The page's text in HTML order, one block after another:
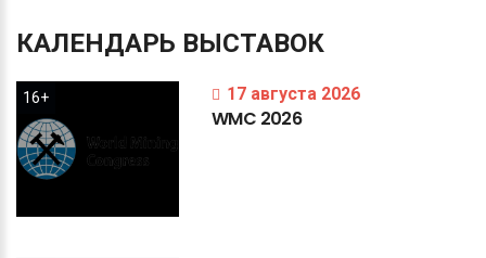
КАЛЕНДАРЬ ВЫСТАВОК
16+ 17 августа 2026
WMC 2026